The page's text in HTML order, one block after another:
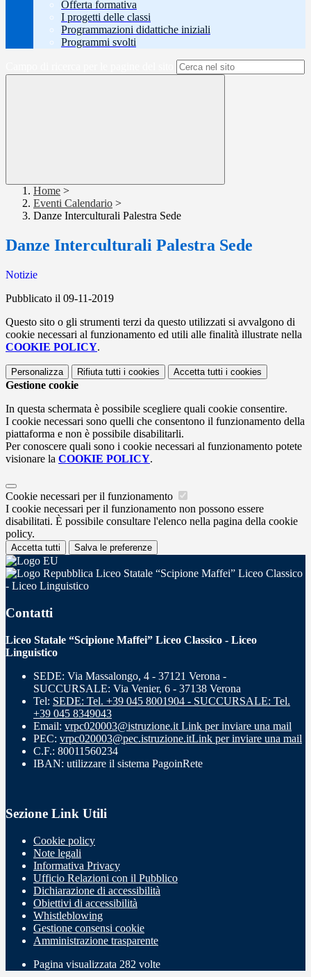
Offerta formativa
I progetti delle classi
Programmazioni didattiche iniziali
Programmi svolti
Home >
Eventi Calendario >
Danze Interculturali Palestra Sede
Danze Interculturali Palestra Sede
Notizie
Pubblicato il 09-11-2019
Questo sito o gli strumenti terzi da questo utilizzati si avvalgono di
cookie necessari al funzionamento ed utili alle finalità illustrate nella
COOKIE POLICY.
Personalizza Rifiuta tutti i cookies Accetta tutti i cookies
Gestione cookie
In questa schermata è possibile scegliere quali cookie consentire.
I cookie necessari sono quelli che consentono il funzionamento della
piattaforma e non è possibile disabilitarli.
Per conoscere quali sono i cookie necessari al funzionamento potete
visionare la COOKIE POLICY.
Cookie necessari per il funzionamento
I cookie necessari per il funzionamento non possono essere
disabilitati. È possibile consultare l'elenco nella pagina della cookie
policy.
Accetta tutti Salva le preferenze
Liceo Statale “Scipione Maffei” Liceo Classico
- Liceo Linguistico
Contatti
Liceo Statale “Scipione Maffei” Liceo Classico - Liceo
Linguistico
SEDE: Via Massalongo, 4 - 37121 Verona -
SUCCURSALE: Via Venier, 6 - 37138 Verona
Tel: SEDE: Tel. +39 045 8001904 - SUCCURSALE: Tel.
+39 045 8349043
Email: vrpc020003@istruzione.it Link per inviare una mail
PEC: vrpc020003@pec.istruzione.itLink per inviare una mail
C.F.: 80011560234
IBAN: utilizzare il sistema PagoinRete
Sezione Link Utili
Cookie policy
Note legali
Informativa Privacy
Ufficio Relazioni con il Pubblico
Dichiarazione di accessibilità
Obiettivi di accessibilità
Whistleblowing
Gestione consensi cookie
Amministrazione trasparente
Pagina visualizzata 282 volte